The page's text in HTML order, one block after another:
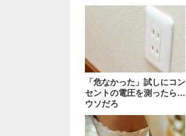
「危なかった」試しにコン
セントの電圧を測ったら…
ウソだろ